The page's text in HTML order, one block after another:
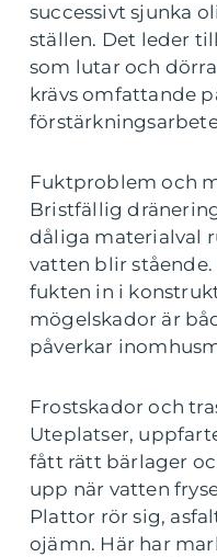
successivt sjunka
ställen. Det leder
som lutar och
krävs omfattande
Fuktproblem och
Bristfällig
dåliga materialval
vatten blir
fukten in i
mögelskador är
påverkar
Frostskador och
Uteplatser,
fått rätt bärlager
upp när vatten
Plattor rör sig,
ojämn. Här har